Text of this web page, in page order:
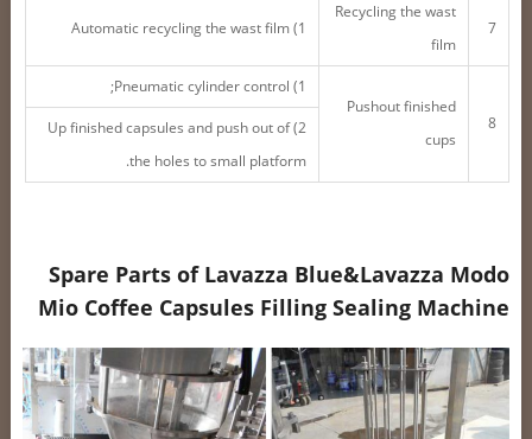
7
Recycling the wast
film
1) Automatic recycling the wast film
8
Pushout finished
cups
1) Pneumatic cylinder control;
2) Up finished capsules and push out of
the holes to small platform.
Spare Parts of Lavazza Blue&Lavazza Modo
Mio Coffee Capsules Filling Sealing Machine